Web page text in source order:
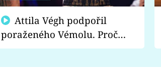
poraženého Vémolu. Proč
chce raději zápasit s ním než